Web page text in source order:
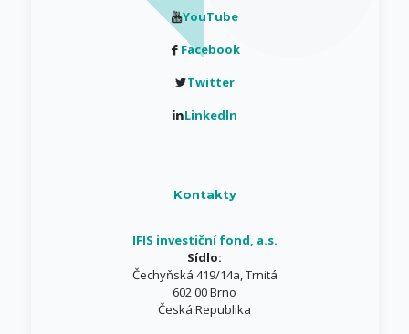
YouTube
Facebook
Twitter
Linkedln
Kontakty
IFIS investiční fond, a.s.
Sídlo:
Čechyňská 419/14a, Trnitá
602 00 Brno
Česká Republika